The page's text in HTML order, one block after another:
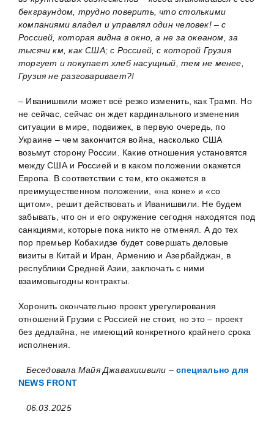
бекграундом, трудно поверить, что столькими
компаниями владел и управлял один человек! – с
Россией, которая видна в окно, а не за океаном, за
тысячи км, как США; с Россией, с которой Грузия
торгует и покупает хлеб насущный, тем не менее,
Грузия не разговаривает?!
– Иванишвили может всё резко изменить, как Трамп. Но
не сейчас, сейчас он ждет кардинального изменения
ситуации в мире, подвижек, в первую очередь, по
Украине – чем закончится война, насколько США
возьмут сторону России. Какие отношения установятся
между США и Россией и в каком положении окажется
Европа. В соответствии с тем, кто окажется в
преимущественном положении, «на коне» и «со
щитом», решит действовать и Иванишвили. Не будем
забывать, что он и его окружение сегодня находятся под
санкциями, которые пока никто не отменял. А до тех
пор премьер Кобахидзе будет совершать деловые
визиты в Китай и Иран, Армению и Азербайджан, в
республики Средней Азии, заключать с ними
взаимовыгодны контракты.
Хоронить окончательно проект урегулирования
отношений Грузии с Россией не стоит, но это – проект
без дедлайна, не имеющий конкретного крайнего срока
исполнения.
Беседовала Майя Джавахишвили –специально для
NEWS FRONT
06.03.2025